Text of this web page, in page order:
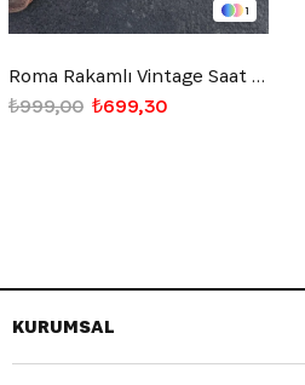
1
Roma Rakamlı Vintage Saat Altın Sarısı
₺699,30
₺999,00
KURUMSAL